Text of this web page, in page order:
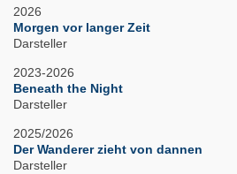
2026
Morgen vor langer Zeit
Darsteller
2023-2026
Beneath the Night
Darsteller
2025/2026
Der Wanderer zieht von dannen
Darsteller